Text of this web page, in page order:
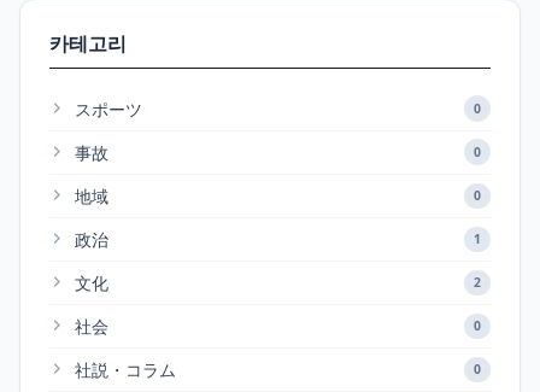
카테고리
スポーツ 0
事故 0
地域 0
政治 1
文化 2
社会 0
社説・コラム 0